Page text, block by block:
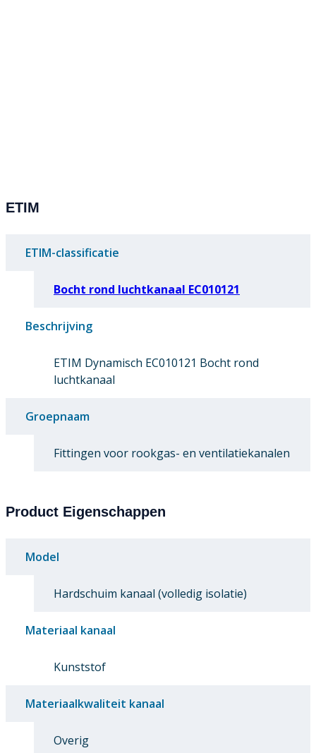
ETIM
ETIM-classificatie
Bocht rond luchtkanaal EC010121
Beschrijving
ETIM Dynamisch EC010121 Bocht rond
luchtkanaal
Groepnaam
Fittingen voor rookgas- en ventilatiekanalen
Product Eigenschappen
Model
Hardschuim kanaal (volledig isolatie)
Materiaal kanaal
Kunststof
Materiaalkwaliteit kanaal
Overig